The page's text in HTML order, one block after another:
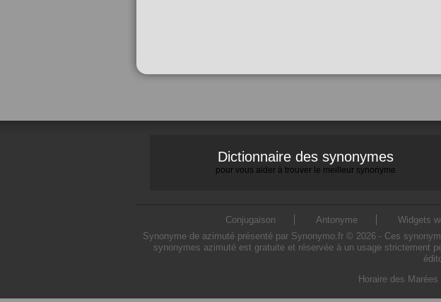
Dictionnaire des synonymes
pour vous aider à trouver le meilleur synonyme
Conjugaison Antonyme Widgets
Synonyme de azimuté présenté par Synonymo.fr © 2026 - Ces
synonymes azimuté est gratuite et réservée à un usage strictement
Horaire des Marées